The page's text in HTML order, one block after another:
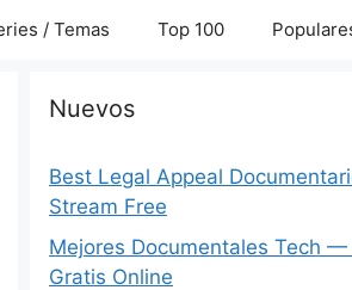
/ Temas Top 100
Nuevos
Best Legal Appeal
Stream Free
Mejores Documentales Tech —
Gratis Online